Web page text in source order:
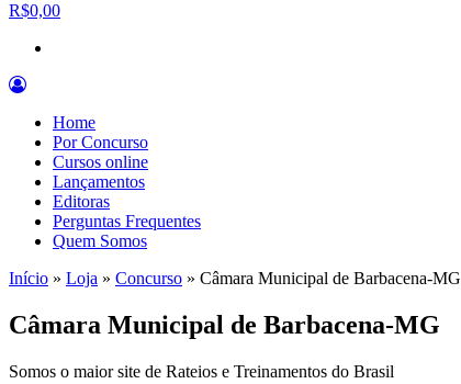
R$0,00
Home
Por Concurso
Cursos online
Lançamentos
Editoras
Perguntas Frequentes
Quem Somos
Início » Loja » Concurso » Câmara Municipal de Barbacena-MG
Câmara Municipal de Barbacena-MG
Somos o maior site de Rateios e Treinamentos do Brasil